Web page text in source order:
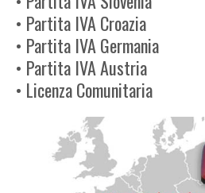
• Partita IVA Croazia
• Partita IVA Germania
• Partita IVA Austria
• Licenza Comunitaria